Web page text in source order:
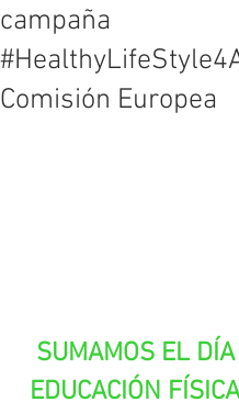
campaña
Comisión Europea
SUMAMOS EL
EDUCACIÓN